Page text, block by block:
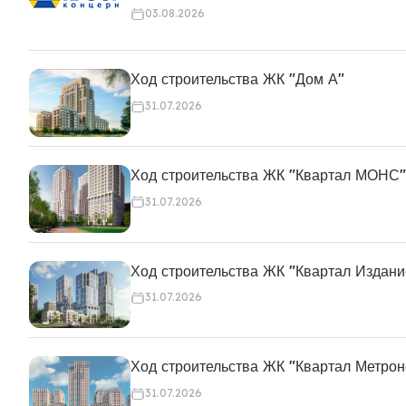
03.08.2026
Ход строительства ЖК "Дом А"
31.07.2026
Ход строительства ЖК "Квартал МОНС"
31.07.2026
Ход строительства ЖК "Квартал
31.07.2026
Ход строительства ЖК "Квартал
31.07.2026